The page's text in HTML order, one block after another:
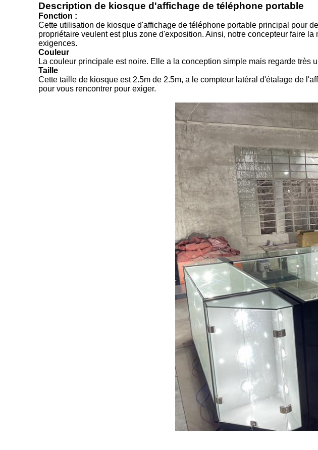
Description de kiosque d'affichage de téléphone portable
Fonction :
Cette utilisation de kiosque d'affichage de téléphone portable principal pour
propriétaire veulent est plus zone d'exposition. Ainsi, notre concepteur faire
exigences.
Couleur
La couleur principale est noire. Elle a la conception simple mais regarde très
Taille
Cette taille de kiosque est 2.5m de 2.5m, a le compteur latéral d'étalage de
pour vous rencontrer pour exiger.